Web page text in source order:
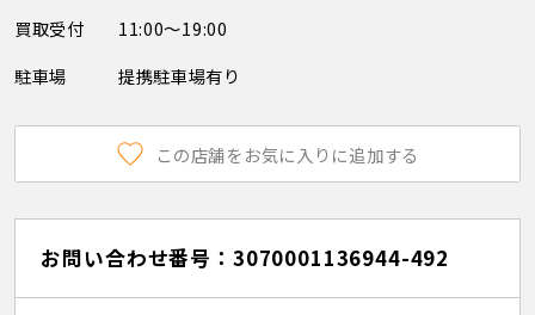
買取受付
11:00～19:00
駐車場
提携駐車場有り
この店舗をお気に入りに追加する
お問い合わせ番号：3070001136944-492